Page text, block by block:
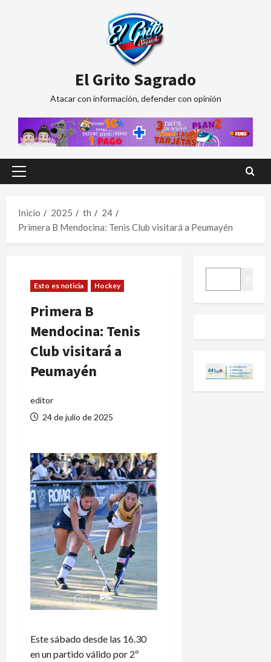
El Grito Sagrado
Atacar con información, defender con opinión
Menú
Inicio
2025 th
24
Primera B Mendocina: Tenis Club visitará a Peumayén
Esto es noticia Hockey
Primera B
Mendocina: Tenis
Club visitará a
Peumayén
editor
24 de julio de 2025
Este sábado desde las 16.30
en un partido válido por 2º